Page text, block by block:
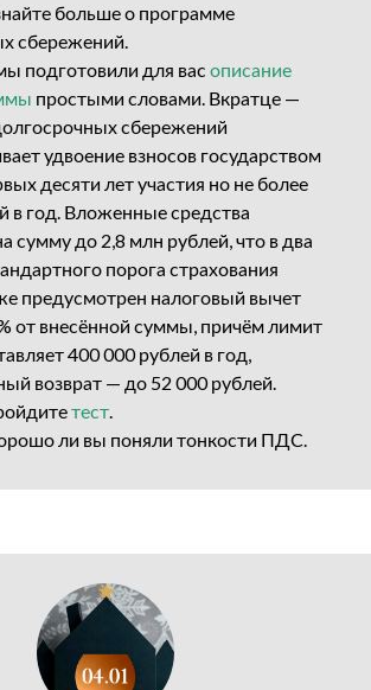
больше о программе
сбережений.
подготовили для вас описание
простыми словами. Вкратце —
сбережений
удвоение взносов государством
десяти лет участия но не более
в год. Вложенные средства
сумму до 2,8 млн рублей, что в два
порога страхования
предусмотрен налоговый вычет
от внесённой суммы, причём лимит
400 000 рублей в год,
возврат — до 52 000 рублей.
тест.
ли вы поняли тонкости ПДС.